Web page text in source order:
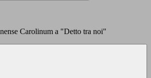
Carolinum a "Detto tra noi"